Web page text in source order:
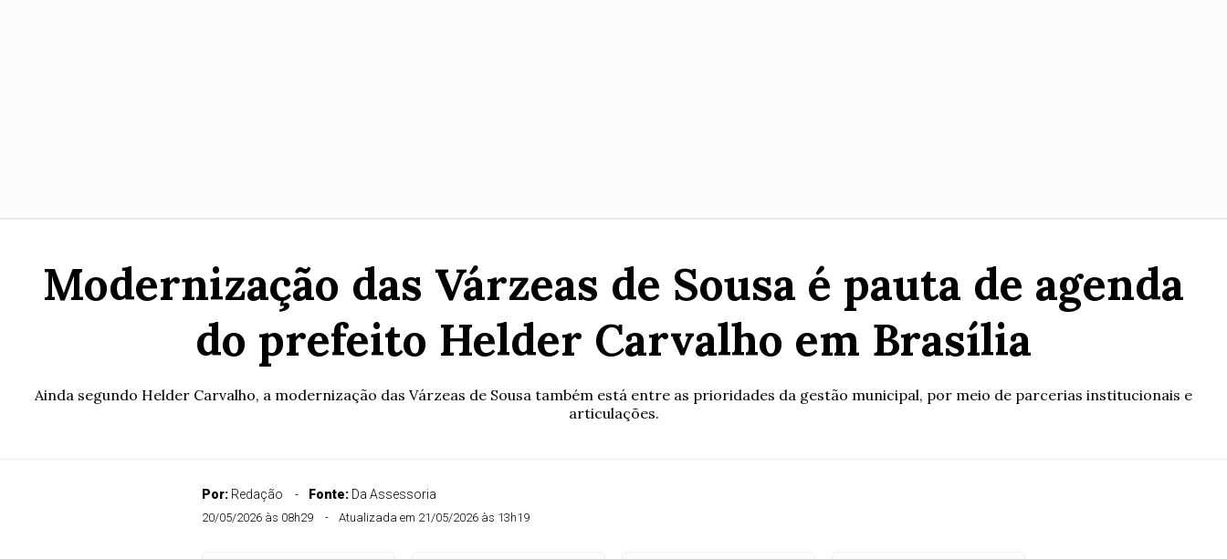
Modernização das Várzeas de Sousa é pauta de agenda
do prefeito Helder Carvalho em Brasília
Ainda segundo Helder Carvalho, a modernização das Várzeas de Sousa também está entre as prioridades da gestão municipal, por meio de parcerias institucionais e
articulações.
Por: Redação Fonte: Da Assessoria
20/05/2026 às 08h29 Atualizada em 21/05/2026 às 13h19